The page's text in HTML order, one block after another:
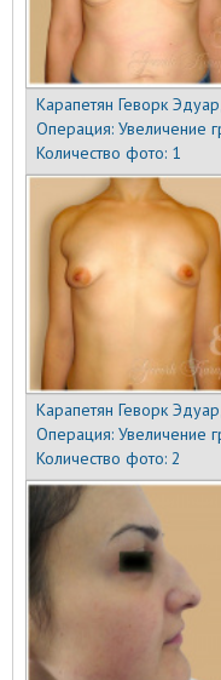
Карапетян Геворк
Операция:Увеличение
Количество фото: 1
Карапетян Геворк
Операция:Увеличение
Количество фото:2